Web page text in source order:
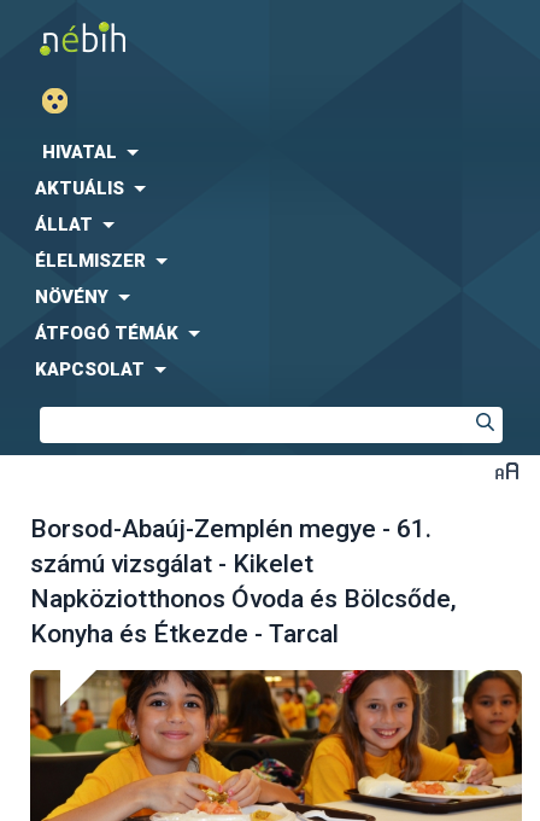
HIVATAL
AKTUÁLIS
ÁLLAT
ÉLELMISZER
NÖVÉNY
ÁTFOGÓ TÉMÁK
KAPCSOLAT
Borsod-Abaúj-Zemplén megye - 61.
számú vizsgálat - Kikelet
Napköziotthonos Óvoda és Bölcsőde,
Konyha és Étkezde - Tarcal